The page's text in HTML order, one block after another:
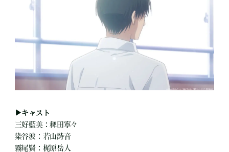
▶キャスト
三好藍美：稗田寧々
染谷波：若山詩音
霧尾賢：梶原岳人